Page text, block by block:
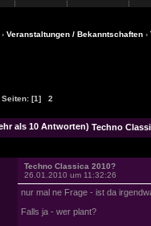
Veranstaltungen / Bekanntschaften›
[1] 2
Techno
Techno Classica 2010?
26.01.2010 um 11:32:26
nur mal ne Frage - ist da
Falls ja - wer plant?